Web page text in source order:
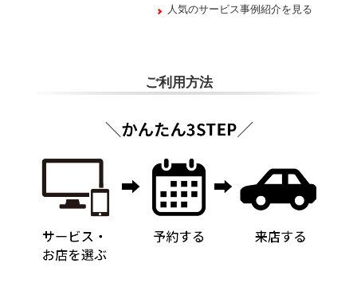
人気のサービス事例紹介を見る
ご利用方法